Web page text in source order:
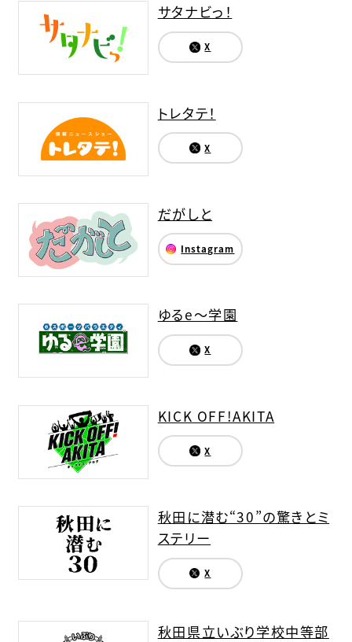
サタナビっ！
X
トレタテ！
X
だがしと
Instagram
ゆるe〜学園
X
KICK OFF!AKITA
X
秋田に潜む“30”の驚きとミ
ステリー
X
秋田県立いぶり学校中等部